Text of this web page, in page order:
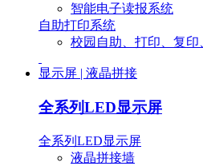
智能电子读报系统
自助打印系统
校园自助、打印、复
显示屏 | 液晶拼接
全系列LED显示屏
全系列LED显示屏
液晶拼接墙